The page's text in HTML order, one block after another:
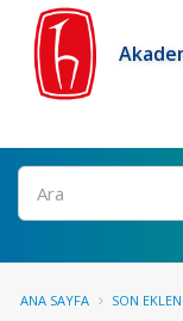
Ara
ANA SAYFA SON